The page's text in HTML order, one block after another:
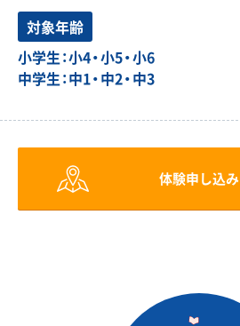
対象年齢
小学生：小4・小5・小6
中学生：中1・中2・中3
体験申し込み